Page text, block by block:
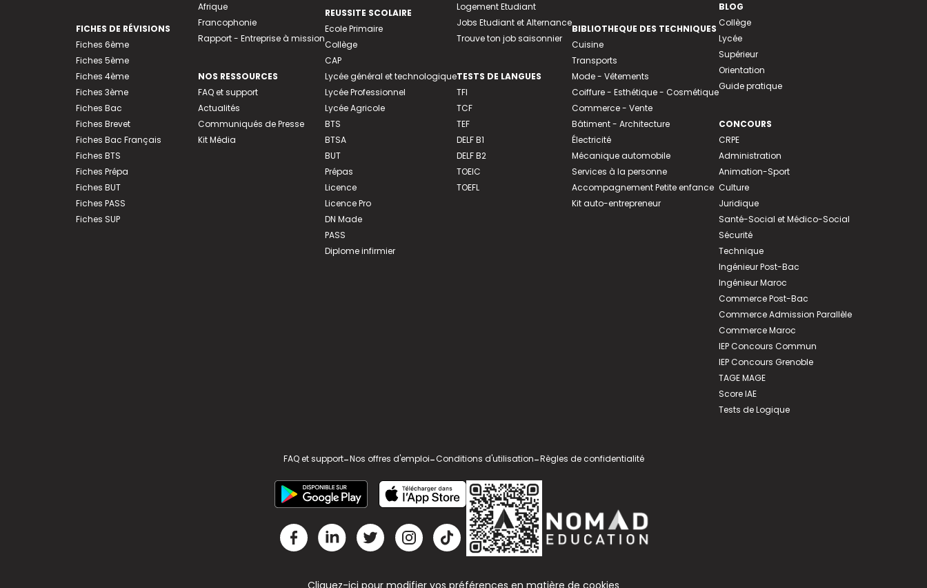
FICHES DE RÉVISIONS
Fiches 6ème
Fiches 5ème
Fiches 4ème
Fiches 3ème
Fiches Bac
Fiches Brevet
Fiches Bac Français
Fiches BTS
Fiches Prépa
Fiches BUT
Fiches PASS
Fiches SUP
Afrique
Francophonie
Rapport - Entreprise à mission
NOS RESSOURCES
FAQ et support
Actualités
Communiqués de Presse
Kit Média
REUSSITE SCOLAIRE
Ecole Primaire
Collège
CAP
Lycée général et technologique
Lycée Professionnel
Lycée Agricole
BTS
BTSA
BUT
Prépas
Licence
Licence Pro
DN Made
PASS
Diplome infirmier
Logement Etudiant
Jobs Etudiant et Alternance
Trouve ton job saisonnier
TESTS DE LANGUES
TFI
TCF
TEF
DELF B1
DELF B2
TOEIC
TOEFL
BIBLIOTHEQUE DES TECHNIQUES
Cuisine
Transports
Mode - Vêtements
Coiffure - Esthétique - Cosmétique
Commerce - Vente
Bâtiment - Architecture
Électricité
Mécanique automobile
Services à la personne
Accompagnement Petite enfance
Kit auto-entrepreneur
BLOG
Collège
Lycée
Supérieur
Orientation
Guide pratique
CONCOURS
CRPE
Administration
Animation-Sport
Culture
Juridique
Santé-Social et Médico-Social
Sécurité
Technique
Ingénieur Post-Bac
Ingénieur Maroc
Commerce Post-Bac
Commerce Admission Parallèle
Commerce Maroc
IEP Concours Commun
IEP Concours Grenoble
TAGE MAGE
Score IAE
Tests de Logique
FAQ et support-Nos offres d'emploi-Conditions d'utilisation-Règles de confidentialité
Cliquez-ici pour modifier vos préférences en matière de cookies